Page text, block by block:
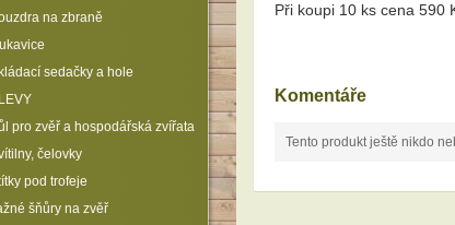
Při koupi 10 ks cena 590
Komentáře
Tento produkt ještě nikdo
na zbraně
sedačky a hole
pro zvěř a hospodářská zvířata
čelovky
pod trofeje
šňůry na zvěř